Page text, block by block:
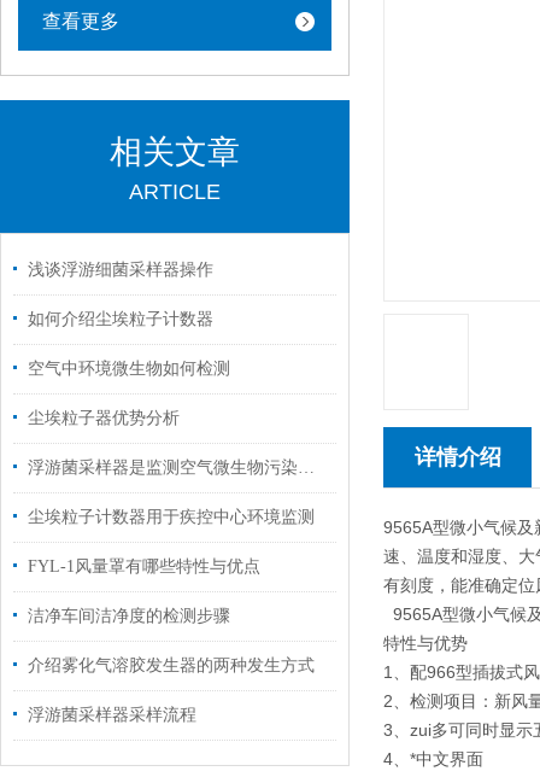
查看更多
相关文章
ARTICLE
浅谈浮游细菌采样器操作
如何介绍尘埃粒子计数器
空气中环境微生物如何检测
尘埃粒子器优势分析
浮游菌采样器是监测空气微生物污染的有效工具
尘埃粒子计数器用于疾控中心环境监测
FYL-1风量罩有哪些特性与优点
洁净车间洁净度的检测步骤
介绍雾化气溶胶发生器的两种发生方式
浮游菌采样器采样流程
详情介绍
9565A型微小气候及
速、温度和湿度、
有刻度，能准确定
9565A型微小气候
特性与优势
1、配966型插拔式
2、检测项目：新风
3、zui多可同时显示
4、*中文界面